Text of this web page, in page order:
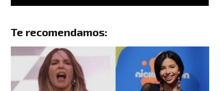
Te recomendamos: